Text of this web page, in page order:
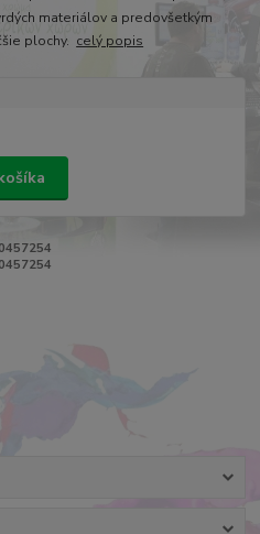
materiálov a predovšetkým
plochy. celý popis